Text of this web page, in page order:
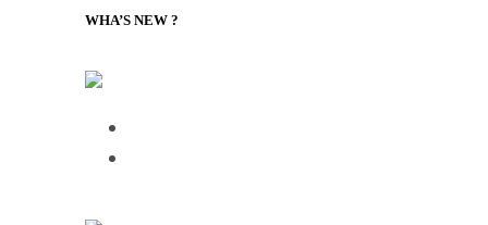
WHA’S NEW ?